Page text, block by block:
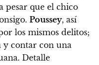
pesar que el chico
Poussey, así
los mismos delitos;
y contar con una
Detalle